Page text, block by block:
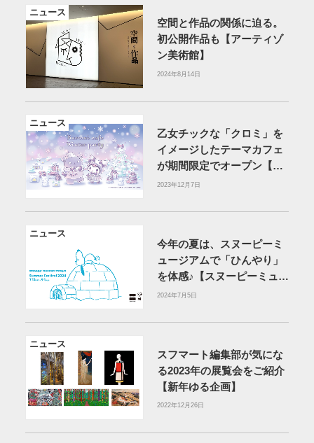
ニュース
空間と作品の関係に迫る。
初公開作品も【アーティゾ
ン美術館】
2024年8月14日
ニュース
乙女チックな「クロミ」を
イメージしたテーマカフェ
が期間限定でオープン【東
京・新宿】
2023年12月7日
ニュース
今年の夏は、スヌーピーミ
ュージアムで「ひんやり」
を体感♪【スヌーピーミュー
ジアム】
2024年7月5日
ニュース
スフマート編集部が気にな
る2023年の展覧会をご紹介
【新年ゆる企画】
2022年12月26日